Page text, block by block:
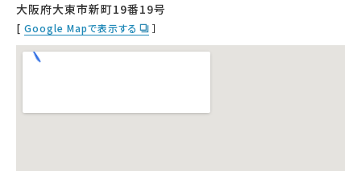
大阪府大東市新町19番19号
[ Google Mapで表示する ］